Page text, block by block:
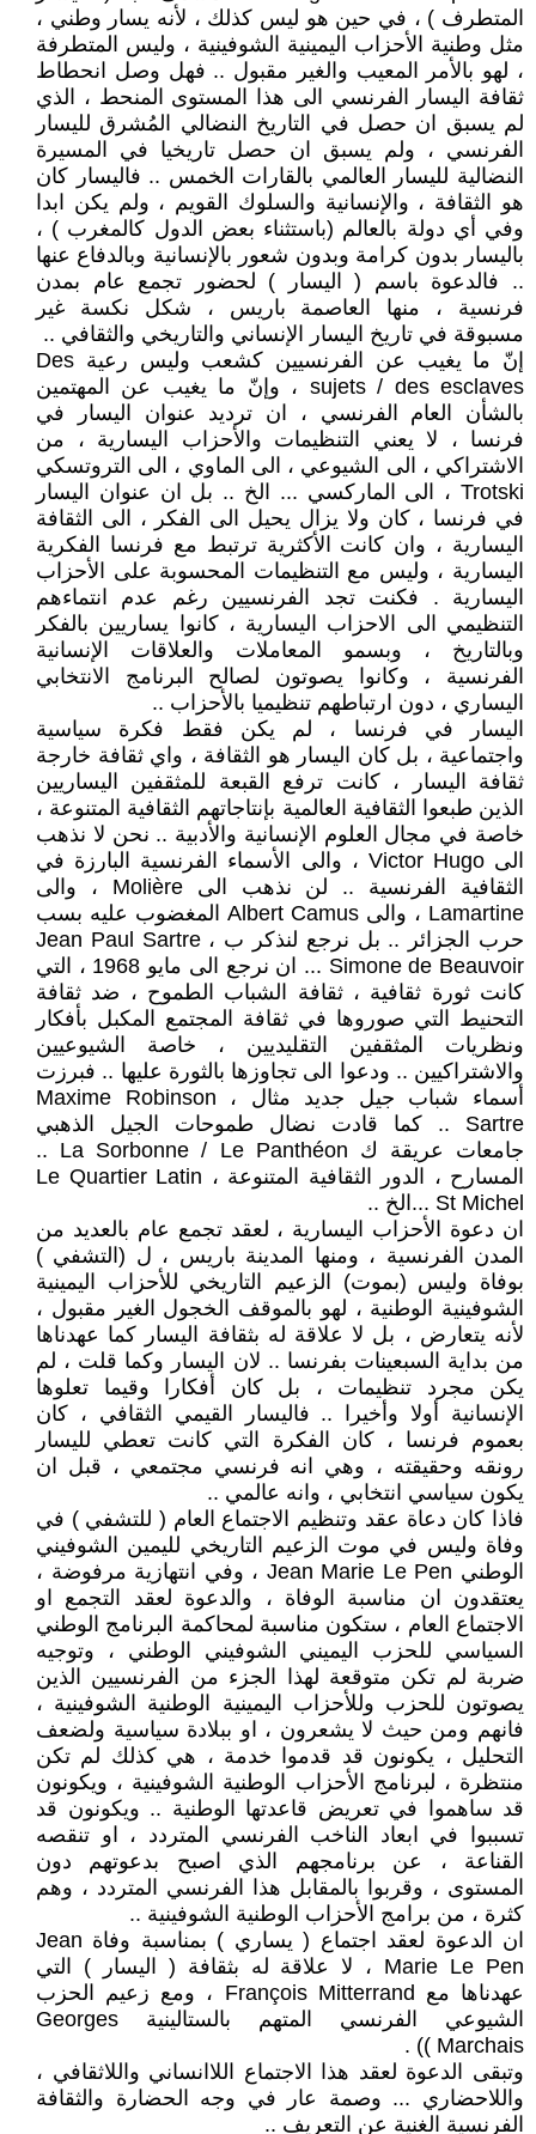
المتطرف ) ، في حين هو ليس كذلك ، لأنه يسار وطني ،
مثل وطنية الأحزاب اليمينية الشوفينية ، وليس المتطرفة
، لهو بالأمر المعيب والغير مقبول .. فهل وصل انحطاط
ثقافة اليسار الفرنسي الى هذا المستوى المنحط ، الذي
لم يسبق ان حصل في التاريخ النضالي المُشرق لليسار
الفرنسي ، ولم يسبق ان حصل تاريخيا في المسيرة
النضالية لليسار العالمي بالقارات الخمس .. فاليسار كان
هو الثقافة ، والإنسانية والسلوك القويم ، ولم يكن ابدا
وفي أي دولة بالعالم (باستثناء بعض الدول كالمغرب ) ،
باليسار بدون كرامة وبدون شعور بالإنسانية وبالدفاع عنها
.. فالدعوة باسم ( اليسار ) لحضور تجمع عام بمدن
فرنسية ، منها العاصمة باريس ، شكل نكسة غير
مسبوقة في تاريخ اليسار الإنساني والتاريخي والثقافي ..
إنّ ما يغيب عن الفرنسيين كشعب وليس رعية Des
sujets / des esclaves ، وإنّ ما يغيب عن المهتمين
بالشأن العام الفرنسي ، ان ترديد عنوان اليسار في
فرنسا ، لا يعني التنظيمات والأحزاب اليسارية ، من
الاشتراكي ، الى الشيوعي ، الى الماوي ، الى التروتسكي
Trotski ، الى الماركسي ... الخ .. بل ان عنوان اليسار
في فرنسا ، كان ولا يزال يحيل الى الفكر ، الى الثقافة
اليسارية ، وان كانت الأكثرية ترتبط مع فرنسا الفكرية
اليسارية ، وليس مع التنظيمات المحسوبة على الأحزاب
اليسارية . فكنت تجد الفرنسيين رغم عدم انتماءهم
التنظيمي الى الاحزاب اليسارية ، كانوا يساريين بالفكر
وبالتاريخ ، وبسمو المعاملات والعلاقات الإنسانية
الفرنسية ، وكانوا يصوتون لصالح البرنامج الانتخابي
اليساري ، دون ارتباطهم تنظيميا بالأحزاب ..
اليسار في فرنسا ، لم يكن فقط فكرة سياسية
واجتماعية ، بل كان اليسار هو الثقافة ، واي ثقافة خارجة
ثقافة اليسار ، كانت ترفع القبعة للمثقفين اليساريين
الذين طبعوا الثقافية العالمية بإنتاجاتهم الثقافية المتنوعة ،
خاصة في مجال العلوم الإنسانية والأدبية .. نحن لا نذهب
الى Victor Hugo ، والى الأسماء الفرنسية البارزة في
الثقافية الفرنسية .. لن نذهب الى Molière ، والى
Lamartine ، والى Albert Camus المغضوب عليه بسب
حرب الجزائر .. بل نرجع لنذكر ب Jean Paul Sartre ،
Simone de Beauvoir ... ان نرجع الى مايو 1968 ، التي
كانت ثورة ثقافية ، ثقافة الشباب الطموح ، ضد ثقافة
التحنيط التي صوروها في ثقافة المجتمع المكبل بأفكار
ونظريات المثقفين التقليديين ، خاصة الشيوعيين
والاشتراكيين .. ودعوا الى تجاوزها بالثورة عليها .. فبرزت
أسماء شباب جيل جديد مثال Maxime Robinson ،
Sartre .. كما قادت نضال طموحات الجيل الذهبي
جامعات عريقة ك La Sorbonne / Le Panthéon ..
المسارح ، الدور الثقافية المتنوعة ، Le Quartier Latin
St Michel ...الخ ..
ان دعوة الأحزاب اليسارية ، لعقد تجمع عام بالعديد من
المدن الفرنسية ، ومنها المدينة باريس ، ل (التشفي )
بوفاة وليس (بموت) الزعيم التاريخي للأحزاب اليمينية
الشوفينية الوطنية ، لهو بالموقف الخجول الغير مقبول ،
لأنه يتعارض ، بل لا علاقة له بثقافة اليسار كما عهدناها
من بداية السبعينات بفرنسا .. لان اليسار وكما قلت ، لم
يكن مجرد تنظيمات ، بل كان أفكارا وقيما تعلوها
الإنسانية أولا وأخيرا .. فاليسار القيمي الثقافي ، كان
بعموم فرنسا ، كان الفكرة التي كانت تعطي لليسار
رونقه وحقيقته ، وهي انه فرنسي مجتمعي ، قبل ان
يكون سياسي انتخابي ، وانه عالمي ..
فاذا كان دعاة عقد وتنظيم الاجتماع العام ( للتشفي ) في
وفاة وليس في موت الزعيم التاريخي لليمين الشوفيني
الوطني Jean Marie Le Pen ، وفي انتهازية مرفوضة ،
يعتقدون ان مناسبة الوفاة ، والدعوة لعقد التجمع او
الاجتماع العام ، ستكون مناسبة لمحاكمة البرنامج الوطني
السياسي للحزب اليميني الشوفيني الوطني ، وتوجيه
ضربة لم تكن متوقعة لهذا الجزء من الفرنسيين الذين
يصوتون للحزب وللأحزاب اليمينية الوطنية الشوفينية ،
فانهم ومن حيث لا يشعرون ، او ببلادة سياسية ولضعف
التحليل ، يكونون قد قدموا خدمة ، هي كذلك لم تكن
منتظرة ، لبرنامج الأحزاب الوطنية الشوفينية ، ويكونون
قد ساهموا في تعريض قاعدتها الوطنية .. ويكونون قد
تسببوا في ابعاد الناخب الفرنسي المتردد ، او تنقصه
القناعة ، عن برنامجهم الذي اصبح بدعوتهم دون
المستوى ، وقربوا بالمقابل هذا الفرنسي المتردد ، وهم
كثرة ، من برامج الأحزاب الوطنية الشوفينية ..
ان الدعوة لعقد اجتماع ( يساري ) بمناسبة وفاة Jean
Marie Le Pen ، لا علاقة له بثقافة ( اليسار ) التي
عهدناها مع François Mitterrand ، ومع زعيم الحزب
الشيوعي الفرنسي المتهم بالستالينية Georges
Marchais )) .
وتبقى الدعوة لعقد هذا الاجتماع اللاانساني واللاثقافي ،
واللاحضاري ... وصمة عار في وجه الحضارة والثقافة
الفرنسية الغنية عن التعريف ..